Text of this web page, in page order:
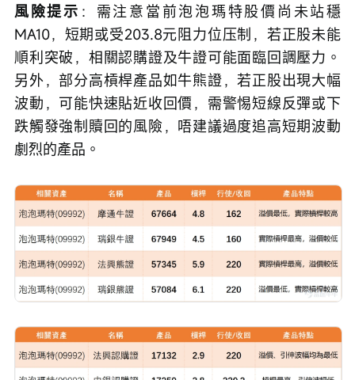
風險提示 ：需注意當前泡泡瑪特股價尚未站穩
MA10，短期或受203.8元阻力位压制，若正股未能
順利突破，相關認購證及牛證可能面臨回調壓力。
另外，部分高槓桿產品如牛熊證，若正股出現大幅
波動，可能快速貼近收回價，需警惕短線反彈或下
跌觸發強制贖回的風險，唔建議過度追高短期波動
劇烈的產品。